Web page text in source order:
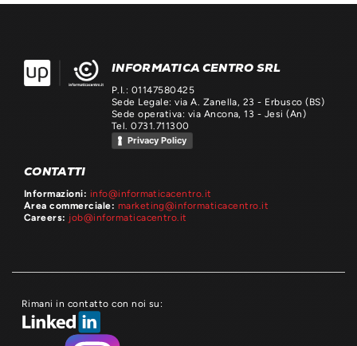
INFORMATICA CENTRO SRL
P.I.: 01147580425
Sede Legale: via A. Zanella, 23 - Erbusco (BS)
Sede operativa: via Ancona, 13 - Jesi (An)
Tel. 0731.711300
Privacy Policy
CONTATTI
Informazioni: info@informaticacentro.it
Area commerciale: marketing@informaticacentro.it
Careers: job@informaticacentro.it
Rimani in contatto con noi su: